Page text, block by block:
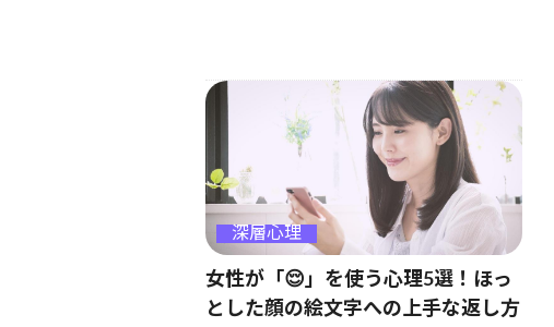
深層心理
女性が「😌」を使う心理5選！ほっ
とした顔の絵文字への上手な返し方